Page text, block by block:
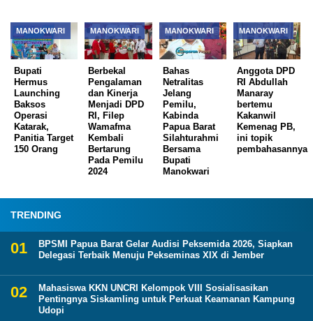
MANOKWARI
Bupati
Hermus
Launching
Baksos
Operasi
Katarak,
Panitia Target
150 Orang
MANOKWARI
Berbekal
Pengalaman
dan Kinerja
Menjadi DPD
RI, Filep
Wamafma
Kembali
Bertarung
Pada Pemilu
2024
MANOKWARI
Bahas
Netralitas
Jelang
Pemilu,
Kabinda
Papua Barat
Silahturahmi
Bersama
Bupati
Manokwari
MANOKWARI
Anggota DPD
RI Abdullah
Manaray
bertemu
Kakanwil
Kemenag PB,
ini topik
pembahasannya
TRENDING
BPSMI Papua Barat Gelar Audisi Peksemida 2026, Siapkan
Delegasi Terbaik Menuju Pekseminas XIX di Jember
Mahasiswa KKN UNCRI Kelompok VIII Sosialisasikan
Pentingnya Siskamling untuk Perkuat Keamanan Kampung
Udopi